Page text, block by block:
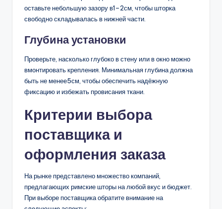
оставьте небольшую зазору в1–2см, чтобы шторка
свободно складывалась в нижней части.
Глубина установки
Проверьте, насколько глубоко в стену или в окно можно
вмонтировать крепления. Минимальная глубина должна
быть не менее5см, чтобы обеспечить надёжную
фиксацию и избежать провисания ткани.
Критерии выбора
поставщика и
оформления заказа
На рынке представлено множество компаний,
предлагающих римские шторы на любой вкус и бюджет.
При выборе поставщика обратите внимание на